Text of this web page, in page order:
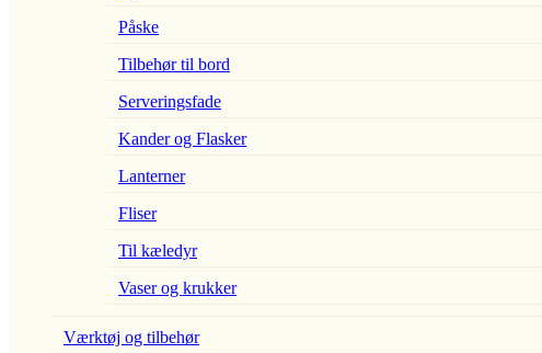
Påske
Tilbehør til bord
Serveringsfade
Kander og Flasker
Lanterner
Fliser
Til kæledyr
Vaser og krukker
Værktøj og tilbehør